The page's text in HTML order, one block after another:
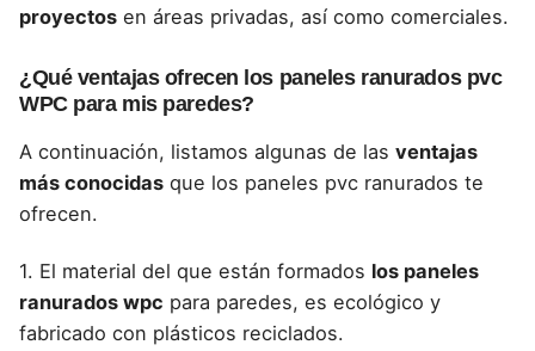
proyectos en áreas privadas, así como comerciales.
¿Qué ventajas ofrecen los paneles ranurados pvc
WPC para mis paredes?
A continuación, listamos algunas de las ventajas
más conocidas que los paneles pvc ranurados te
ofrecen.
1. El material del que están formados los paneles
ranurados wpc para paredes, es ecológico y
fabricado con plásticos reciclados.